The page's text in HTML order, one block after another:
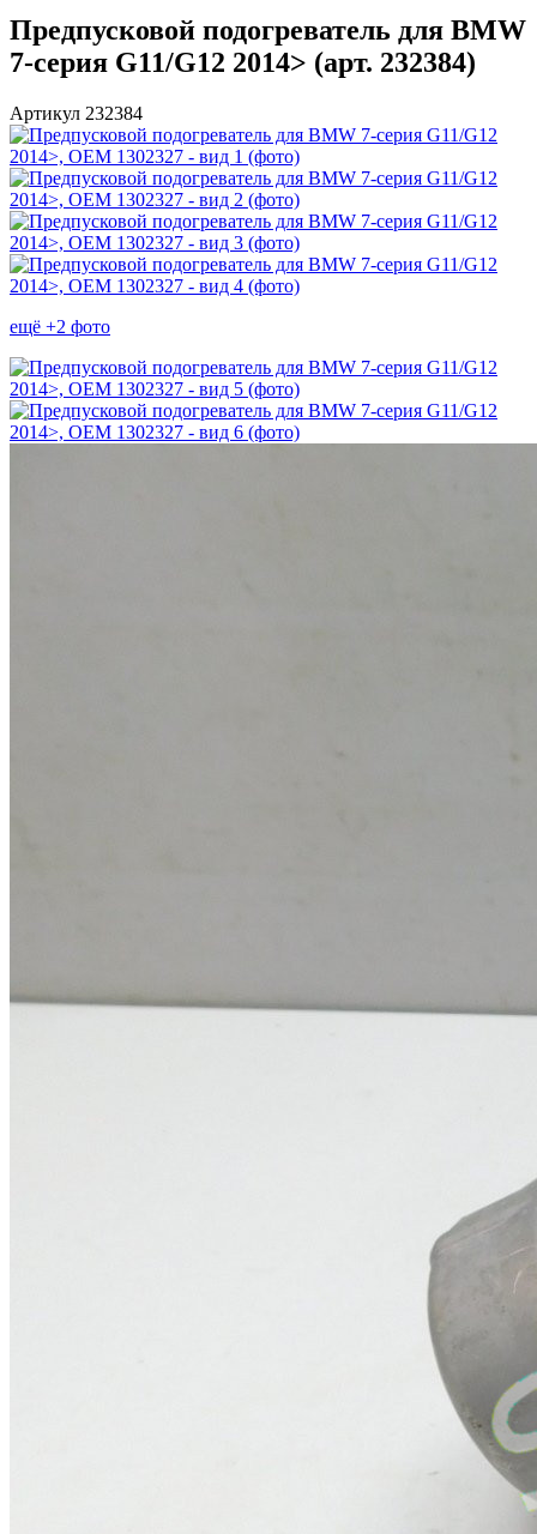
Предпусковой подогреватель для BMW
7-серия G11/G12 2014> (арт. 232384)
Артикул 232384
ещё +2 фото